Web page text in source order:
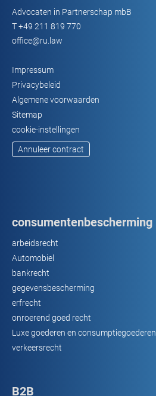
Advocaten in Partnerschap mbB
T+49 211 819 770
office@ru.law
Impressum
Privacybeleid
Algemene voorwaarden
Sitemap
cookie-instellingen
Annuleer contract
consumentenbescherming
arbeidsrecht
Automobiel
bankrecht
gegevensbescherming
erfrecht
onroerend goed recht
Luxe goederen en consumptiegoederen
verkeersrecht
B2B